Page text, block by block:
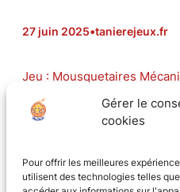
Gérer le
cookies
Pour offrir les meilleures
utilisent des technologies telles
27 juin 2025•tanierejeux.fr
Jeu : Mousquetaires
punk (sans punk) Nombre
citoyen-ne-s d’une cité-
voisines, votre mission est